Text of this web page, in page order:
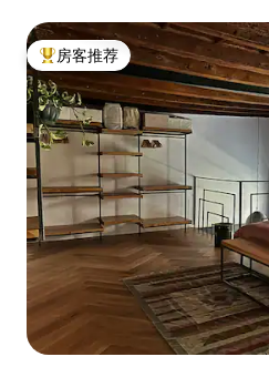
热门「房客推荐」
房客推荐